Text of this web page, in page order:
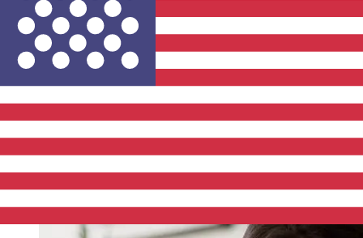
Os prazos de entrega para transferências internacionais
com Addiko Bank Slovenia de Países Membros do Euro
para Estados Unidos variam de acordo com o método
de pagamento e o horário da transação. Normalmente,
as transferências bancárias internacionais levam de 1 a
5 dias úteis. Fatores como feriados bancários e
verificações de segurança também podem afetar a
entrega. Verifique os horários limite de Addiko Bank d.d
para evitar atrasos.